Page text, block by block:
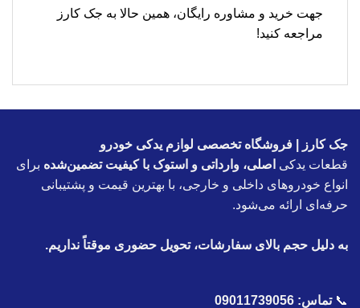
جهت خرید و مشاوره رایگان، همین حالا به جک کارز
مراجعه کنید!
جک کارز | فروشگاه تخصصی لوازم یدکی خودرو
قطعات یدکی اصلی، وارداتی و استوک با کیفیت تضمین‌شده برای
انواع خودروهای داخلی و خارجی، با بهترین قیمت و پشتیبانی
حرفه‌ای ارائه می‌شود.
به دلیل حجم بالای سفارشات، تحویل حضوری موقتاً نداریم.
📞تماس: 09011739056